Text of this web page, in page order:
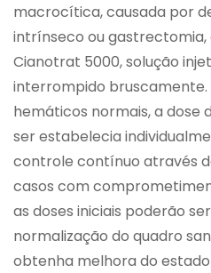
macrocítica, causada por
intrínseco ou
Cianotrat 5000, solução
interrompido
hemáticos normais, a dose
ser estabelecia
controle contínuo através
casos com
as doses iniciais poderão
normalização do quadro
obtenha melhora do